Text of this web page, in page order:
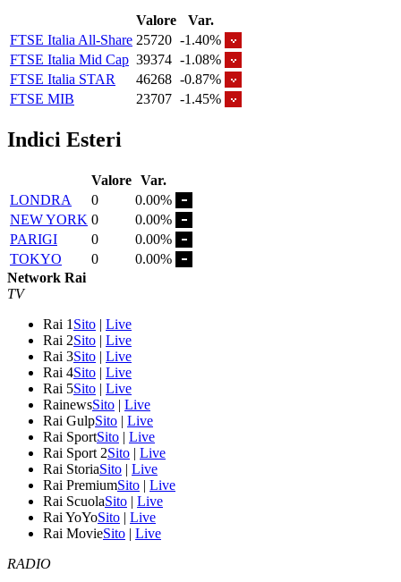
Valore
Var.
FTSE Italia All-Share 25720 -1.40%
FTSE Italia Mid Cap 39374 -1.08%
FTSE Italia STAR
46268 -0.87%
FTSE MIB
23707 -1.45%
Indici Esteri
Valore Var.
LONDRA
0
0.00%
NEW YORK 0
0.00%
PARIGI
0
0.00%
TOKYO
0
0.00%
Network Rai
TV
Rai 1 Sito | Live
Rai 2Sito | Live
Rai 3Sito | Live
Rai 4Sito | Live
Rai 5Sito | Live
RainewsSito | Live
Rai GulpSito | Live
Rai SportSito | Live
Rai Sport 2Sito | Live
Rai StoriaSito | Live
Rai PremiumSito | Live
Rai ScuolaSito | Live
Rai YoYoSito | Live
Rai MovieSito | Live
RADIO